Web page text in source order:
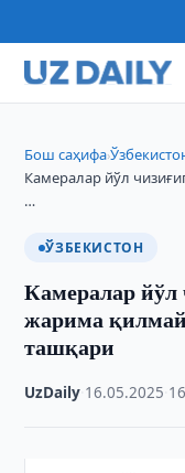
Бош саҳифа›
Камералар йўл
…
ЎЗБЕКИСТОН
Камералар йўл
жарима
ташқари
UzDaily 16.05.2025